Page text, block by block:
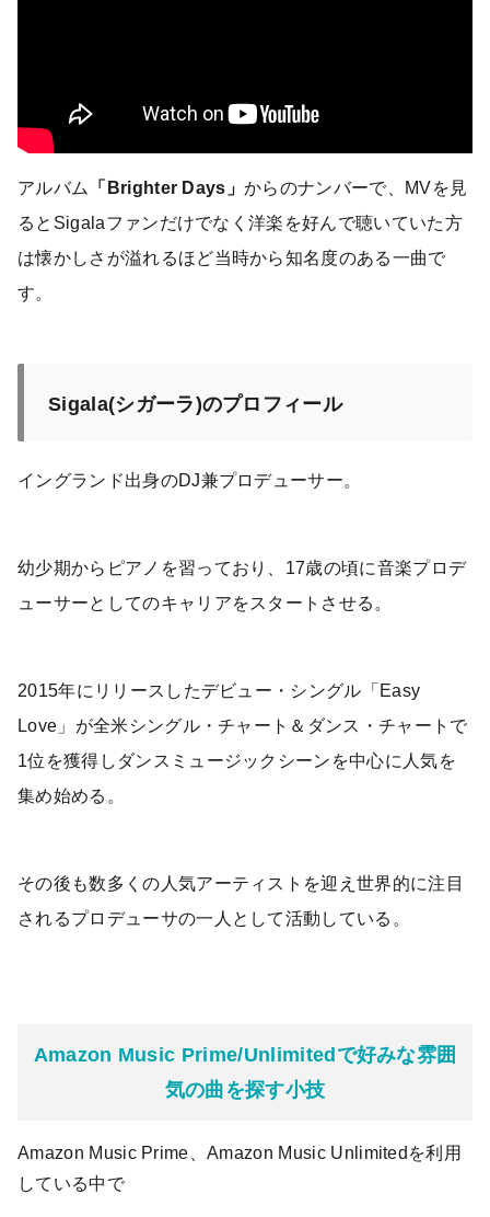
アルバム 「Brighter Days」からのナンバーで、MVを見
るとSigalaファンだけでなく洋楽を好んで聴いていた方
は懐かしさが溢れるほど当時から知名度のある一曲で
す。
Sigala(シガーラ)のプロフィール
イングランド出身のDJ兼プロデューサー。
幼少期からピアノを習っており、17歳の頃に音楽プロデ
ューサーとしてのキャリアをスタートさせる。
2015年にリリースしたデビュー・シングル「Easy
Love」が全米シングル・チャート＆ダンス・チャートで
1位を獲得しダンスミュージックシーンを中心に人気を
集め始める。
その後も数多くの人気アーティストを迎え世界的に注目
されるプロデューサの一人として活動している。
Amazon Music Prime/Unlimitedで好みな雰囲
気の曲を探す小技
Amazon Music Prime、Amazon Music Unlimitedを利用
している中で